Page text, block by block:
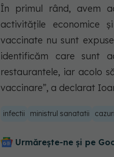
În primul rând, avem
activitățile economice
vaccinate nu sunt
identificăm care sunt
restaurantele, iar acolo
vaccinare”, a declarat
infectii ministrul sanatatii cazuri
Urmărește-ne și pe